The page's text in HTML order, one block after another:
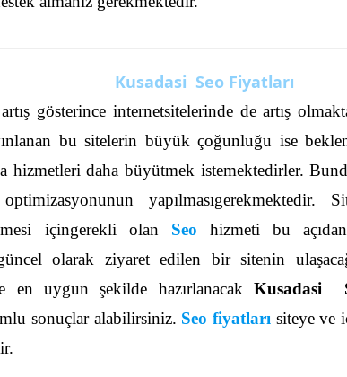
Kusadasi Seo Fiyatları
gösterince internetsitelerinde de artış
bu sitelerin büyük çoğunluğu ise
hizmetleri daha büyütmek istemektedirler.
yapılmasıgerekmektedir.
içingerekli olan Seo hizmeti bu
olarak ziyaret edilen bir sitenin
en uygun şekilde hazırlanacakKusadasi
sonuçlar alabilirsiniz. Seo fiyatları siteye ve